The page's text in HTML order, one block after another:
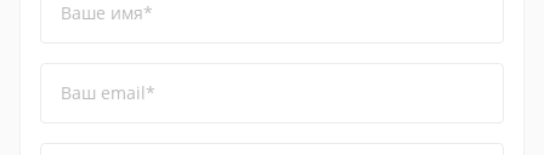
Ваше имя*
Ваш email*